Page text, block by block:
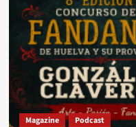
Magazine Podcast